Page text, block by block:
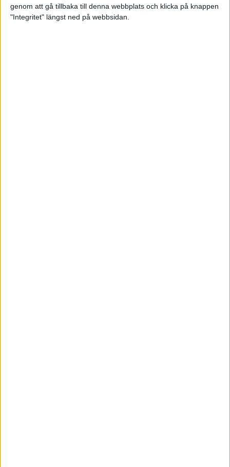
genom att gå tillbaka till denna webbplats och klicka på knappen
"Integritet" längst ned på webbsidan.